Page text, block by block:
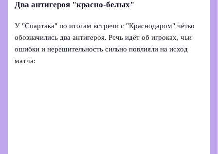
Два антигероя "красно-белых"
У "Спартака" по итогам встречи с "Краснодаром" чётко
обозначились два антигероя. Речь идёт об игроках, чьи
ошибки и нерешительность сильно повлияли на исход
матча: